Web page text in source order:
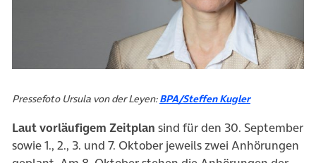
Pressefoto Ursula von der Leyen:BPA/Steffen Kugler
Laut vorläufigem Zeitplan sind für den 30. September
sowie 1., 2., 3. und 7. Oktober jeweils zwei Anhörungen